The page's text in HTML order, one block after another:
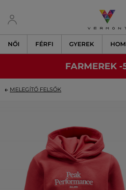
NŐI FÉRFI GYEREK
FARMEREK -
MELEGÍTŐ FELSŐK